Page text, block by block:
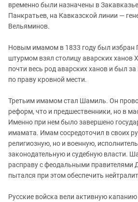
временно были назначены в
Панкратьев, на Кавказской линии —
Вельяминов.
Новым имамом в 1833 году был избран
штурмом взял столицу аварских ханов
почти весь род аварских ханов и был за
по праву кровной мести.
Третьим имамом стал Шамиль. Он
реформ, что и предшественники, но в
Именно при нем было завершено
имамата. Имам сосредоточил в своих
религиозную, но и военную,
законодательную и судебную власти.
расправу с феодальными правителями
пытался при этом обеспечить
Русские войска вели активную